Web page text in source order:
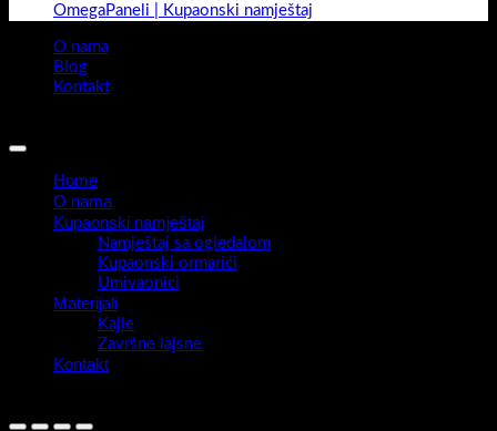
OmegaPaneli | Kupaonski namještaj
O nama
Blog
Kontakt
Home
O nama
Kupaonski namještaj
Namještaj sa ogledalom
Kupaonski ormarići
Umivaonici
Materijali
Kajle
Završne lajsne
Kontakt